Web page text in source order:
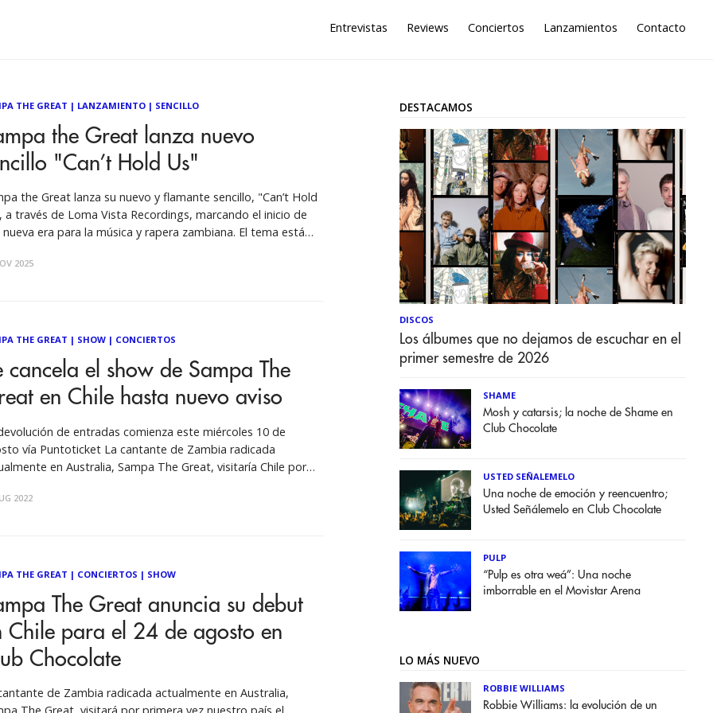
Entrevistas Reviews Conciertos Lanzamientos Contacto
THE GREAT | LANZAMIENTO| SENCILLO
the Great lanza nuevo
"Can’t Hold Us"
the Great lanza su nuevo y flamante sencillo, "Can’t Hold
a través de Loma Vista Recordings, marcando el inicio de
nueva era para la música y rapera zambiana. El tema está
de
2025
THE GREAT | SHOW| CONCIERTOS
cancela el show de Sampa The
en Chile hasta nuevo aviso
de entradas comienza este miércoles 10 de
vía Puntoticket La cantante de Zambia radicada
en Australia, Sampa The Great, visitaría Chile por
Chocolate. Una de las voces y propuestas más llamativas
2022
THE GREAT | CONCIERTOS | SHOW
The Great anuncia su debut
Chile para el 24 de agosto en
Chocolate
de Zambia radicada actualmente en Australia,
DESTACAMOS
DISCOS
Los álbumes que no dejamos de escuchar en el
primer semestre de 2026
SHAME
Mosh y catarsis; la noche de Shame en
Club Chocolate
USTED SEÑALEMELO
Una noche de emoción y reencuentro;
Usted Señálemelo en Club Chocolate
PULP
“Pulp es otra weá”: Una noche
imborrable en el Movistar Arena
LO MÁS NUEVO
ROBBIE WILLIAMS
Robbie Williams: la evolución de un